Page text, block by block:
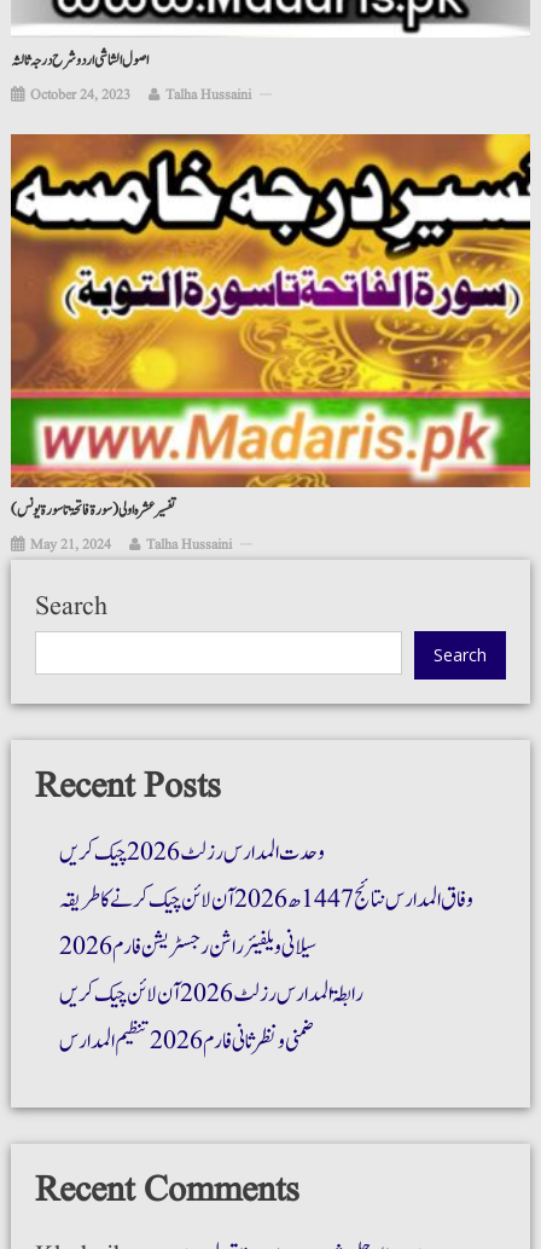
اصول الشاشی اردو شرح درجہ ثالثہ
October 24, 2023 Talha Hussaini
تفسیر عشرہ اولی (سورۃ فاتحۃ تا سورۃ یونس)
May 21, 2024 Talha Hussaini
Search
Search
Recent Posts
وحدت المدارس رزلٹ 2026 چیک کریں
وفاق المدارس نتائج 1447ھ 2026 آن لائن چیک کرنے کا طریقہ
سیلانی ویلفیئر راشن رجسٹریشن فارم 2026
رابطۃ المدارس رزلٹ 2026 آن لائن چیک کریں
ضمنی و نظر ثانی فارم 2026 تنظیم المدارس
Recent Comments